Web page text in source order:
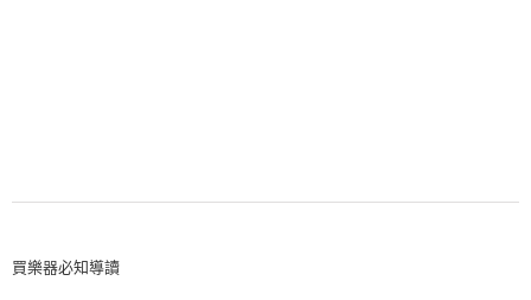
買樂器必知導讀